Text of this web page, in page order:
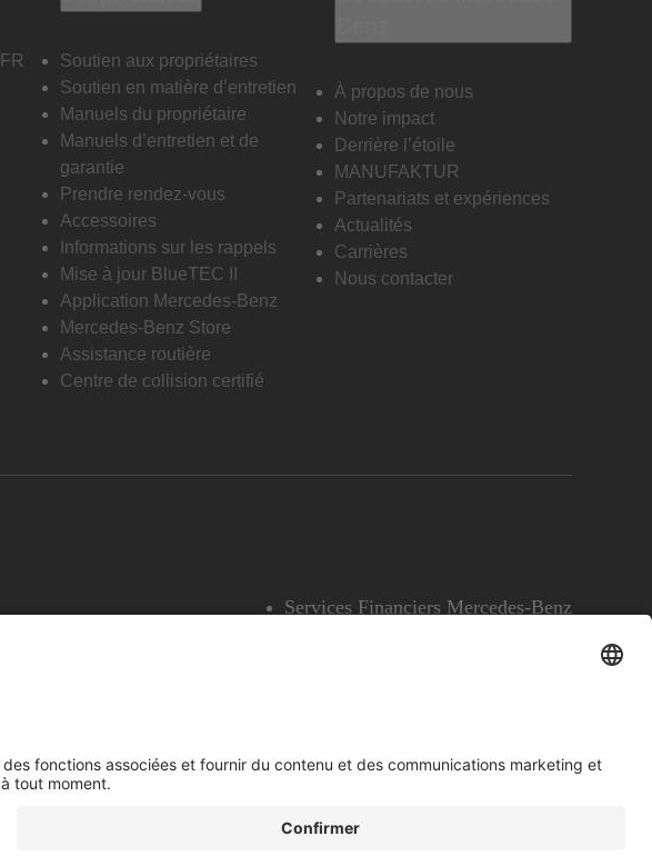
Soutien aux propriétaires
Soutien en matière d’entretien
Manuels du propriétaire
Manuels d’entretien et de
garantie
Prendre rendez-vous
Accessoires
Informations sur les rappels
Mise à jour BlueTEC II
Application Mercedes-Benz
Mercedes-Benz Store
Assistance routière
Centre de collision certifié
À propos de nous
Notre impact
Derrière l’étoile
MANUFAKTUR
Partenariats et expériences
Actualités
Carrières
Nous contacter
Services Financiers Mercedes-Benz